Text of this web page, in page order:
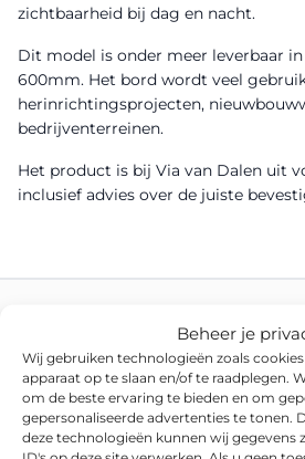
Beheer je
Wij gebruiken technologieën zoals
apparaat op te slaan en/of te raadplegen.
om de beste ervaring te bieden en om
gepersonaliseerde advertenties te tonen.
deze technologieën kunnen wij gegevens
zichtbaarheid bij dag en nacht.
Dit model is onder meer leverbaar
600mm. Het bord wordt veel
herinrichtingsprojecten,
bedrijventerreinen.
Het product is bij Via van Dalen uit
inclusief advies over de juiste